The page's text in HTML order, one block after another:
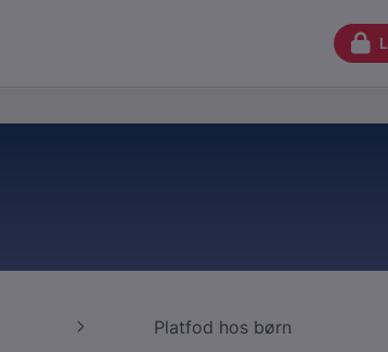
Platfod hos børn